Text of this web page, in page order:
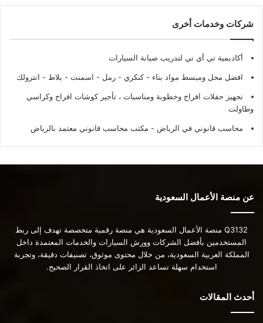
شركات وخدمات أخرى
أكاديمية تي أي تي لتدريب صيانة السيارات
افضل محل ومبسط مواد بناء - كنكري - رمل - اسمنت - بلاط - انترولك
تجهيز حفلات افراح وخطوبة ومناسبات ، تأجير كوشات افراح وكراسي
وطاولت
محاسب قانوني في الرياض - مكتب محاسب قانوني معتمد بالرياض
عن منصة الأعمال السعودية
Q3132 منصة الأعمال السعودية هي منصة رقمية متخصصة تهدف إلى ربط
المستخدمين بأفضل الشركات وورش السيارات والخدمات المعتمدة داخل
المملكة العربية السعودية، من خلال محتوى موثوق، تصنيفات دقيقة، وتجربة
استخدام سهلة تساعد الزائر على اتخاذ القرار الصحيح.
أحدث المقالات